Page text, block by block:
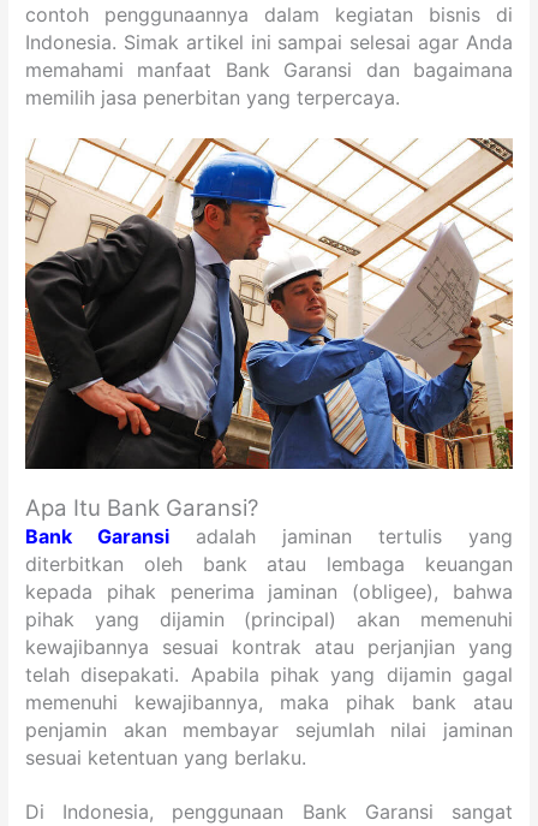
contoh penggunaannya dalam kegiatan bisnis di
Indonesia. Simak artikel ini sampai selesai agar Anda
memahami manfaat Bank Garansi dan bagaimana
memilih jasa penerbitan yang terpercaya.
Apa Itu Bank Garansi?
Bank Garansi adalah jaminan tertulis yang
diterbitkan oleh bank atau lembaga keuangan
kepada pihak penerima jaminan (obligee), bahwa
pihak yang dijamin (principal) akan memenuhi
kewajibannya sesuai kontrak atau perjanjian yang
telah disepakati. Apabila pihak yang dijamin gagal
memenuhi kewajibannya, maka pihak bank atau
penjamin akan membayar sejumlah nilai jaminan
sesuai ketentuan yang berlaku.
Di Indonesia, penggunaan Bank Garansi sangat